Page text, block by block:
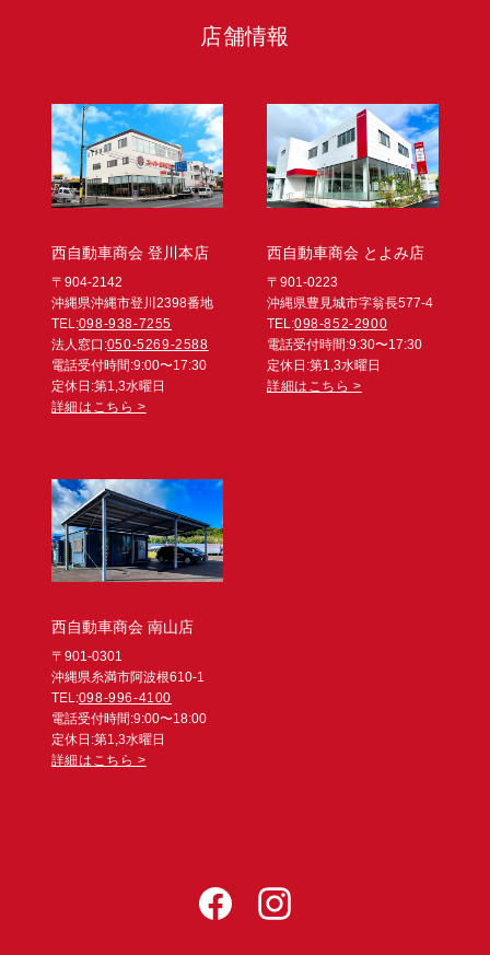
店舗情報
西自動車商会 登川本店
〒904-2142
沖縄県沖縄市登川2398番地
TEL:098-938-7255
法人窓口:050-5269-2588
電話受付時間:9:00〜17:30
定休日:第1,3水曜日
詳細はこちら >
西自動車商会 とよみ店
〒901-0223
沖縄県豊見城市字翁長577-4
TEL:098-852-2900
電話受付時間:9:30〜17:30
定休日:第1,3水曜日
詳細はこちら >
西自動車商会 南山店
〒901-0301
沖縄県糸満市阿波根610-1
TEL:098-996-4100
電話受付時間:9:00〜18:00
定休日:第1,3水曜日
詳細はこちら >